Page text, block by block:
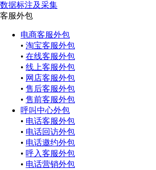
数据标注及采集
客服外包
电商客服外包
• 淘宝客服外包
• 在线客服外包
• 线上客服外包
• 网店客服外包
• 售后客服外包
• 售前客服外包
呼叫中心外包
• 电话客服外包
• 电话回访外包
• 电话邀约外包
• 呼入客服外包
• 电话营销外包